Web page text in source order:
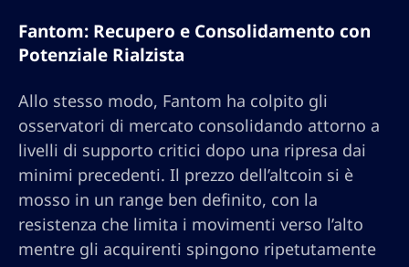
Fantom: Recupero e Consolidamento con
Potenziale Rialzista
Allo stesso modo, Fantom ha colpito gli
osservatori di mercato consolidando attorno a
livelli di supporto critici dopo una ripresa dai
minimi precedenti. Il prezzo dell’altcoin si è
mosso in un range ben definito, con la
resistenza che limita i movimenti verso l’alto
mentre gli acquirenti spingono ripetutamente